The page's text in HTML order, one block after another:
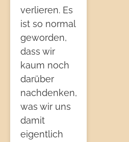
verlieren. Es
ist so normal
geworden,
dass wir
kaum noch
darüber
nachdenken,
was wir uns
damit
eigentlich